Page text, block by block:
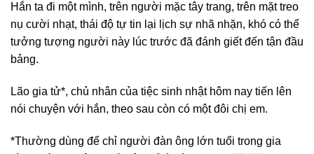
Hắn ta đi một mình, trên người mặc tây trang, trên mặt treo
nụ cười nhạt, thái độ tự tin lại lịch sự nhã nhặn, khó có thể
tưởng tượng người này lúc trước đã đánh giết đến tận đầu
bảng.
Lão gia tử*, chủ nhân của tiệc sinh nhật hôm nay tiến lên
nói chuyện với hắn, theo sau còn có một đôi chị em.
*Thường dùng để chỉ người đàn ông lớn tuổi trong gia